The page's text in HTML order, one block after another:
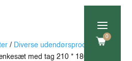
a
0
/ Diverse udendørsprodukter/
med tag 210 * 180 cm –